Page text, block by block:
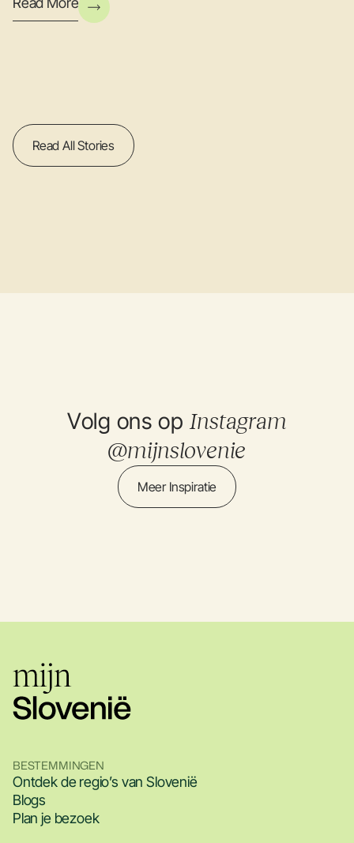
Read All Stories
Volg ons op Instagram
@mijnslovenie
Meer Inspiratie
BESTEMMINGEN
Ontdek de regio’s van Slovenië
Blogs
Plan je bezoek